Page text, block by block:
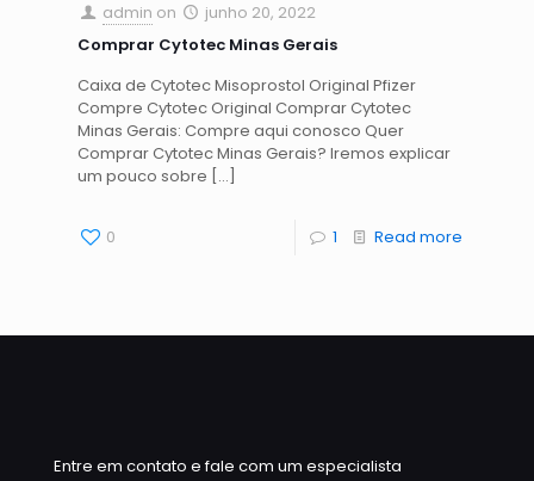
admin on
junho 20, 2022
Comprar Cytotec Minas Gerais
Caixa de Cytotec Misoprostol Original Pfizer
Compre Cytotec Original Comprar Cytotec
Minas Gerais: Compre aqui conosco Quer
Comprar Cytotec Minas Gerais? Iremos explicar
um pouco sobre […]
0 1 Read more
Entre em contato e fale com um especialista